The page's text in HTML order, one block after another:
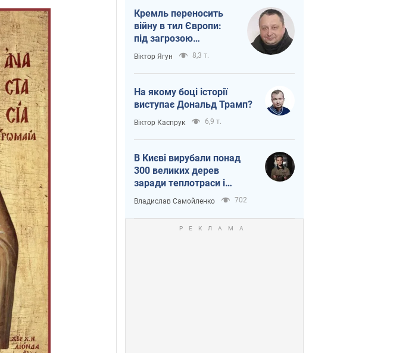
Кремль переносить
війну в тил Європи:
під загрозою
критична логістика
Віктор Ягун 8,3 т.
На якому боці історії
виступає Дональд Трамп?
Віктор Каспрук 6,9 т.
В Києві вирубали понад
300 великих дерев
заради теплотраси і
всупереч Генплану
Владислав Самойленко 702